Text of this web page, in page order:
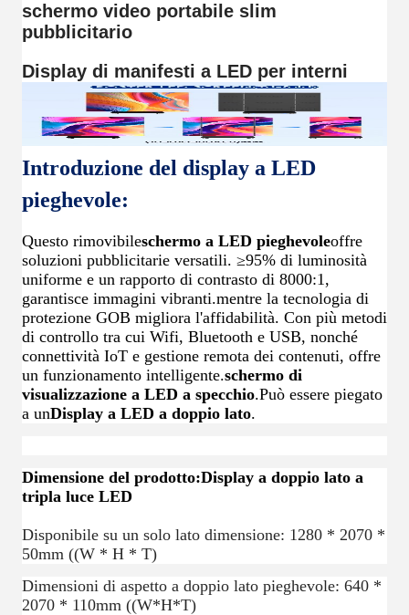
schermo video portabile slim
pubblicitario
Display di manifesti a LED per interni
Introduzione del display a LED
pieghevole:
Questo rimovibileschermo a LED pieghevoleoffre
soluzioni pubblicitarie versatili. ≥95% di luminosità
uniforme e un rapporto di contrasto di 8000:1,
garantisce immagini vibranti.mentre la tecnologia di
protezione GOB migliora l'affidabilità. Con più metodi
di controllo tra cui Wifi, Bluetooth e USB, nonché
connettività IoT e gestione remota dei contenuti, offre
un funzionamento intelligente.schermo di
visualizzazione a LED a specchio.Può essere piegato
a unDisplay a LED a doppio lato.
Dimensione del prodotto:Display a doppio lato a
tripla luce LED
Disponibile su un solo lato dimensione: 1280 * 2070 *
50mm ((W * H * T)
Dimensioni di aspetto a doppio lato pieghevole: 640 *
2070 * 110mm ((W*H*T)